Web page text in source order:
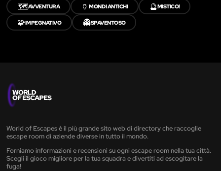
🗺️AVVENTURA 🏺MONDI ANTICHI 🔮MISTICO!
🧩IMPEGNATIVO 👻SPAVENTOSO
World of Escapes è il più grande sito web di directory che raccoglie
escape room di aziende diverse in tutto il mondo.
Forniamo informazioni e recensioni su ogni escape room nella tua città.
Scegli il gioco migliore per la tua squadra e divertiti ad escogitare la
fuga!